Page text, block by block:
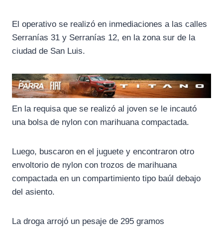
El operativo se realizó en inmediaciones a las calles
Serranías 31 y Serranías 12, en la zona sur de la
ciudad de San Luis.
En la requisa que se realizó al joven se le incautó
una bolsa de nylon con marihuana compactada.
Luego, buscaron en el juguete y encontraron otro
envoltorio de nylon con trozos de marihuana
compactada en un compartimiento tipo baúl debajo
del asiento.
La droga arrojó un pesaje de 295 gramos